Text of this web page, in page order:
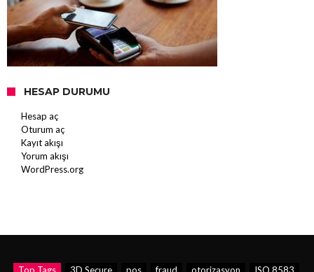
HESAP DURUMU
Hesap aç
Oturum aç
Kayıt akışı
Yorum akışı
WordPress.org
Top Tags 3D Secure pos fraud otorizasyon ISO 8583